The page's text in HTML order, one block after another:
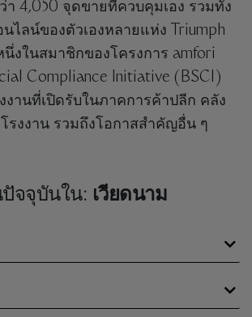
4,050 จุดขายที่ควบคุมเอง รวมทั้ง
ไลน์ของตัวเองหลายแห่ง Triumph
นึ่งในสมาชิกของโครงการ amfori
Compliance Initiative (BSCI)
านที่เปิดรับในภาคการค้าปลีก คลัง
รงงาน รวมถึงโอกาสสำคัญอื่น ๆ
จจุบันใน: เวียดนาม